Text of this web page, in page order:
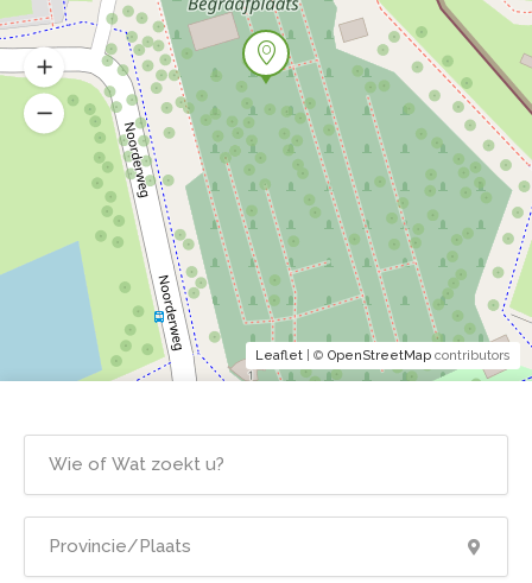
Leaflet | © OpenStreetMap contributors